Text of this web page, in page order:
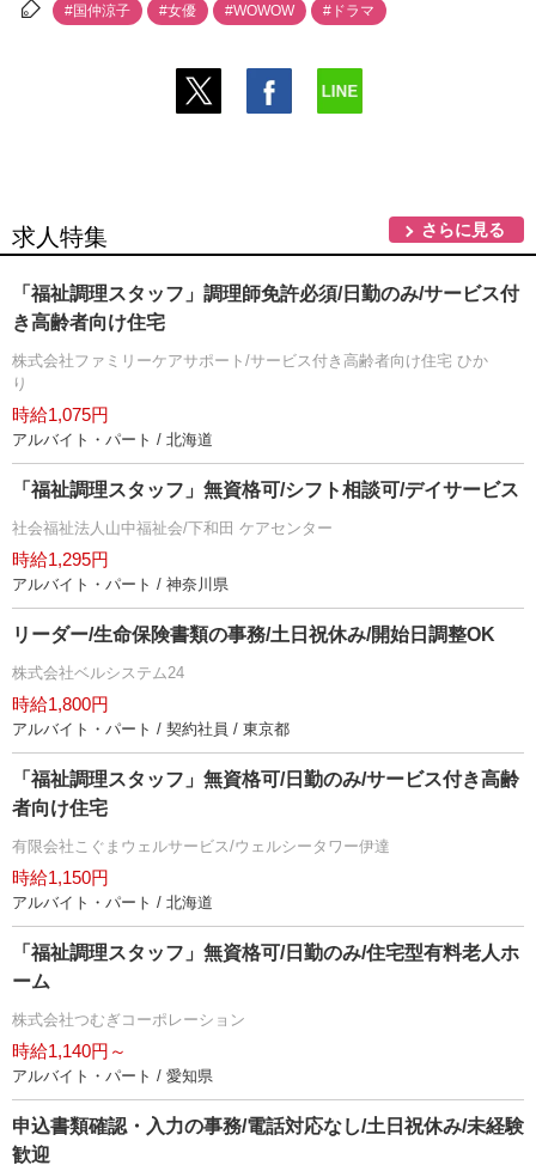
#国仲涼子 #女優 #WOWOW #ドラマ
求人特集 さらに見る
「福祉調理スタッフ」調理師免許必須/日勤のみ/サービス付
き高齢者向け住宅
株式会社ファミリーケアサポート/サービス付き高齢者向け住宅 ひか
り
時給1,075円
アルバイト・パート / 北海道
「福祉調理スタッフ」無資格可/シフト相談可/デイサービス
社会福祉法人山中福祉会/下和田 ケアセンター
時給1,295円
アルバイト・パート / 神奈川県
リーダー/生命保険書類の事務/土日祝休み/開始日調整OK
株式会社ベルシステム24
時給1,800円
アルバイト・パート / 契約社員 / 東京都
「福祉調理スタッフ」無資格可/日勤のみ/サービス付き高齢
者向け住宅
有限会社こぐまウェルサービス/ウェルシータワー伊達
時給1,150円
アルバイト・パート / 北海道
「福祉調理スタッフ」無資格可/日勤のみ/住宅型有料老人ホ
ーム
株式会社つむぎコーポレーション
時給1,140円～
アルバイト・パート / 愛知県
申込書類確認・入力の事務/電話対応なし/土日祝休み/未経験
歓迎